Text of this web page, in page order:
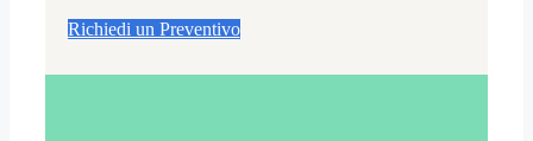
Richiedi un Preventivo